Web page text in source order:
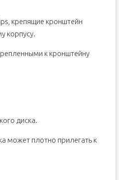
крепящие кронштейн
корпусу.
к кронштейну
диска.
может плотно прилегать к